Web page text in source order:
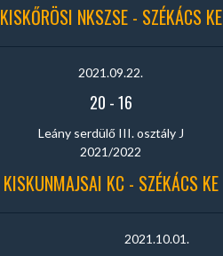
KISKŐRÖSI NKSZSE - SZÉKÁCS KE
2021.09.22.
20 -16
Leány serdülő III. osztály J
2021/2022
KISKUNMAJSAI KC - SZÉKÁCS KE
2021.10.01.